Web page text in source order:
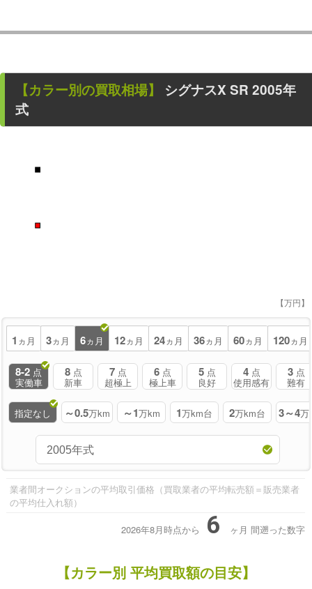
【カラー別の買取相場】 シグナスX SR 2005年
式
■
■
【万円】
1 ヵ月 3ヵ月 6ヵ月 12ヵ月 24ヵ月 36ヵ月 60ヵ月 120ヵ月
8-2 点
実働車
8 点
新車
7 点
超極上
6 点
極上車
5 点
良好
4 点
使用感有
3 点
難有
指定なし ～0.5万km ～1万km 1万km台 2万km台 3～4万
業者間オークションの平均取引価格（買取業者の平均転売額＝販売業者
の平均仕入れ額）
2026年8月時点から 6 ヶ月 間遡った数字
【カラー別 平均買取額の目安】